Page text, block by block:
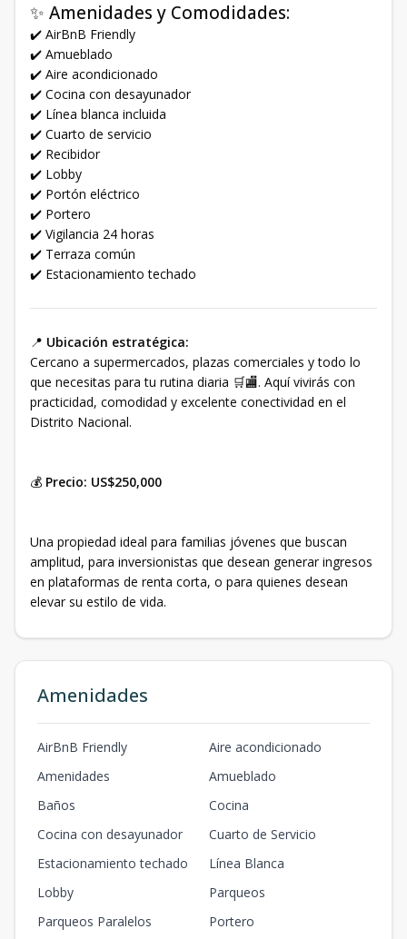
✨ Amenidades y Comodidades:
✔️ AirBnB Friendly
✔️ Amueblado
✔️ Aire acondicionado
✔️ Cocina con desayunador
✔️ Línea blanca incluida
✔️ Cuarto de servicio
✔️ Recibidor
✔️ Lobby
✔️ Portón eléctrico
✔️ Portero
✔️ Vigilancia 24 horas
✔️ Terraza común
✔️ Estacionamiento techado
📍 Ubicación estratégica:
Cercano a supermercados, plazas comerciales y todo lo
que necesitas para tu rutina diaria 🛒🏬. Aquí vivirás con
practicidad, comodidad y excelente conectividad en el
Distrito Nacional.
💰 Precio: US$250,000
Una propiedad ideal para familias jóvenes que buscan
amplitud, para inversionistas que desean generar ingresos
en plataformas de renta corta, o para quienes desean
elevar su estilo de vida.
Amenidades
AirBnB Friendly
Aire acondicionado
Amenidades
Amueblado
Baños
Cocina
Cocina con desayunador
Cuarto de Servicio
Estacionamiento techado
Línea Blanca
Lobby
Parqueos
Parqueos Paralelos
Portero